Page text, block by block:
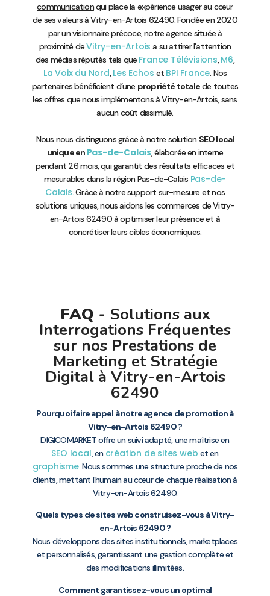
communicationqui place la expérience usager au cœur
de ses valeurs à Vitry-en-Artois 62490. Fondée en 2020
parun visionnaire précoce, notre agence située à
proximité deVitry-en-Artois a su attirer l’attention
des médias réputés tels que France Télévisions,M6,
La Voix du Nord,Les Echos et BPI France. Nos
partenaires bénéficient d’une propriété totalede toutes
les offres que nous implémentons à Vitry-en-Artois, sans
aucun coût dissimulé.
Nous nous distinguons grâce à notre solution SEO local
unique en Pas-de-Calais, élaborée en interne
pendant 26 mois, qui garantit des résultats efficaces et
mesurables dans la région Pas-de-Calais Pas-de-
Calais. Grâce à notre support sur-mesure et nos
solutions uniques, nous aidons les commerces de Vitry-
en-Artois 62490 à optimiser leur présence et à
concrétiser leurs cibles économiques.
FAQ - Solutions aux
Interrogations Fréquentes
sur nos Prestations de
Marketing et Stratégie
Digital à Vitry-en-Artois
62490
Pourquoi faire appel à notre agence de promotion à
Vitry-en-Artois 62490 ?
DIGICOMARKET offre un suivi adapté, une maîtrise en
SEO local, en création de sites web et en
graphisme. Nous sommes une structure proche de nos
clients, mettant l’humain au cœur de chaque réalisation à
Vitry-en-Artois 62490.
Quels types de sites web construisez-vous à Vitry-
en-Artois 62490 ?
Nous développons des sites institutionnels, marketplaces
et personnalisés, garantissant une gestion complète et
des modifications illimitées.
Comment garantissez-vous un optimal